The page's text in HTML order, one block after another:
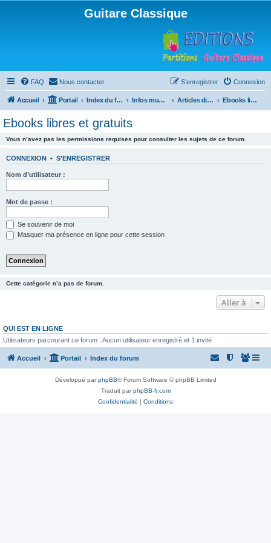
Guitare Classique
FAQ Nous contacter Connexion
S’enregistrer
Accueil Portail Index du forum Infos musicales Articles divers Ebooks libres et gratuits
Ebooks libres et gratuits
Vous n’avez pas les permissions requises pour consulter les sujets de ce forum.
CONNEXION • S’ENREGISTRER
Nom d’utilisateur :
Mot de passe :
Se souvenir de moi
Masquer ma présence en ligne pour cette session
Cette catégorie n’a pas de forum.
Aller à
QUI EST EN LIGNE
Utilisateurs parcourant ce forum : Aucun utilisateur enregistré et 1 invité
Accueil Portail Index du forum
Développé parphpBB® Forum Software © phpBB Limited
Traduit parphpBB-fr.com
Confidentialité | Conditions